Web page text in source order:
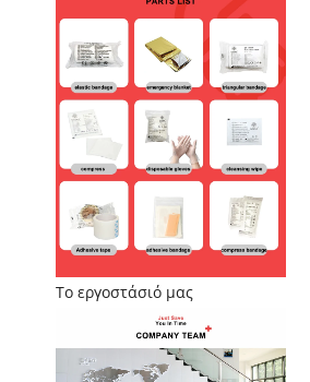
Το εργοστάσιό μας